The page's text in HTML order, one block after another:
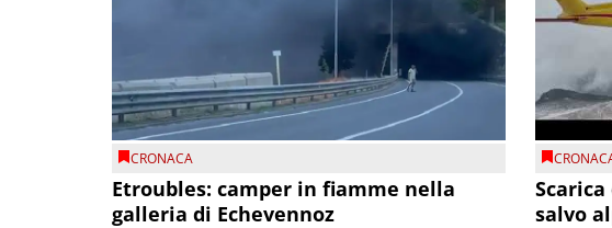
CRONACA
Etroubles: camper in fiamme nella
galleria di Echevennoz
salvo